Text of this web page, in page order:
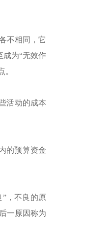
不相同，它
成为“无效作
活动的成本
的预算资金
，不良的原
一原因称为